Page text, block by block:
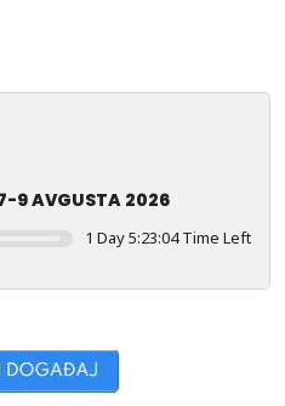
9 AVGUSTA 2026
1 Day 5:23:04 Time Left